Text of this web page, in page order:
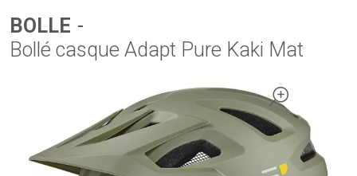
BOLLE -
Bollé casque Adapt Pure Kaki Mat